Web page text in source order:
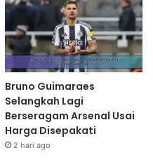
Bruno Guimaraes
Selangkah Lagi
Berseragam Arsenal Usai
Harga Disepakati
2 hari ago